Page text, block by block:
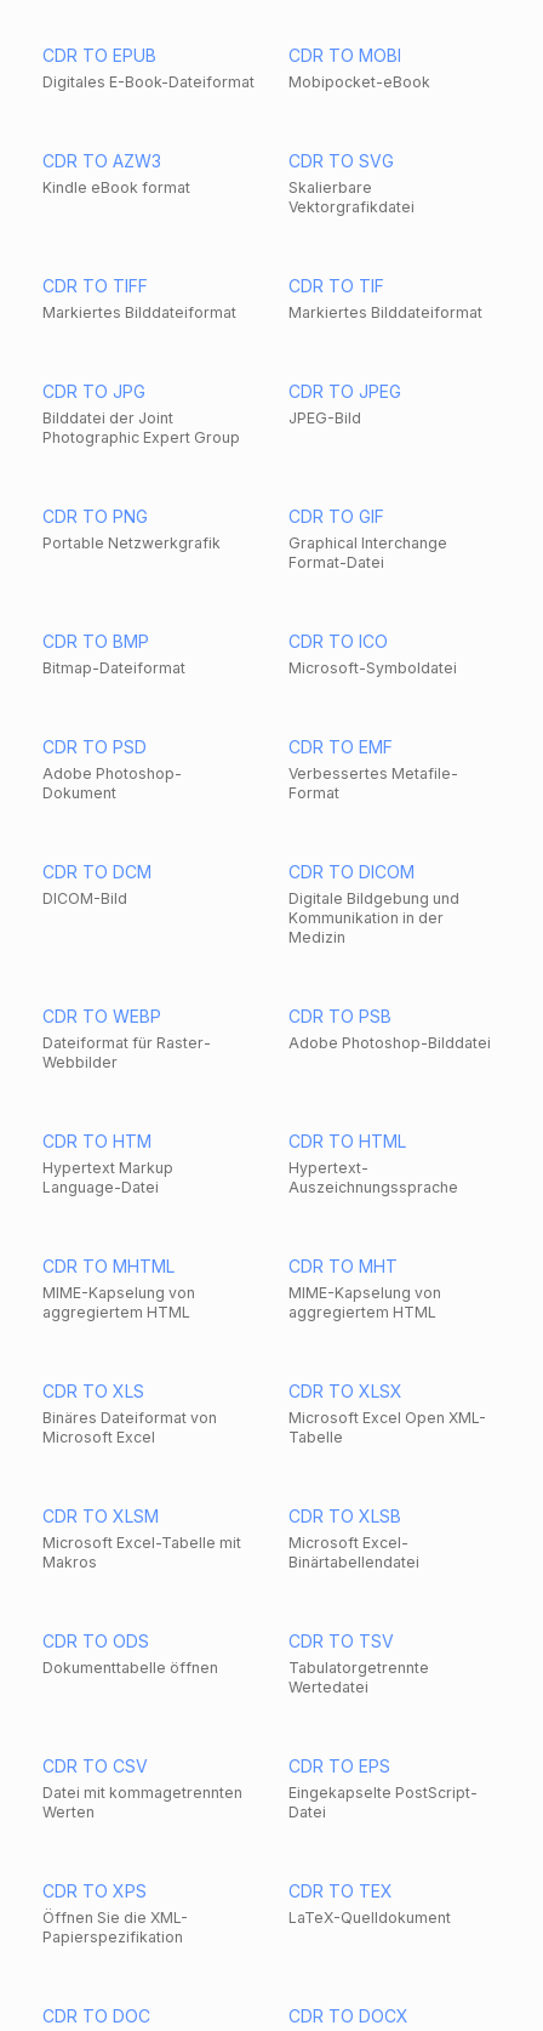
CDR TO EPUB
Digitales E-Book-Dateiformat
CDR TO MOBI
Mobipocket-eBook
CDR TO AZW3
Kindle eBook format
CDR TO SVG
Skalierbare
Vektorgrafikdatei
CDR TO TIFF
Markiertes Bilddateiformat
CDR TO TIF
Markiertes Bilddateiformat
CDR TO JPG
Bilddatei der Joint
Photographic Expert Group
CDR TO JPEG
JPEG-Bild
CDR TO PNG
Portable Netzwerkgrafik
CDR TO GIF
Graphical Interchange
Format-Datei
CDR TO BMP
Bitmap-Dateiformat
CDR TO ICO
Microsoft-Symboldatei
CDR TO PSD
Adobe Photoshop-
Dokument
CDR TO EMF
Verbessertes Metafile-
Format
CDR TO DCM
DICOM-Bild
CDR TO DICOM
Digitale Bildgebung und
Kommunikation in der
Medizin
CDR TO WEBP
Dateiformat für Raster-
Webbilder
CDR TO PSB
Adobe Photoshop-Bilddatei
CDR TO HTM
Hypertext Markup
Language-Datei
CDR TO HTML
Hypertext-
Auszeichnungssprache
CDR TO MHTML
MIME-Kapselung von
aggregiertem HTML
CDR TO MHT
MIME-Kapselung von
aggregiertem HTML
CDR TO XLS
Binäres Dateiformat von
Microsoft Excel
CDR TO XLSX
Microsoft Excel Open XML-
Tabelle
CDR TO XLSM
Microsoft Excel-Tabelle mit
Makros
CDR TO XLSB
Microsoft Excel-
Binärtabellendatei
CDR TO ODS
Dokumenttabelle öffnen
CDR TO TSV
Tabulatorgetrennte
Wertedatei
CDR TO CSV
Datei mit kommagetrennten
Werten
CDR TO EPS
Eingekapselte PostScript-
Datei
CDR TO XPS
Öffnen Sie die XML-
Papierspezifikation
CDR TO TEX
LaTeX-Quelldokument
CDR TO DOC CDR TO DOCX